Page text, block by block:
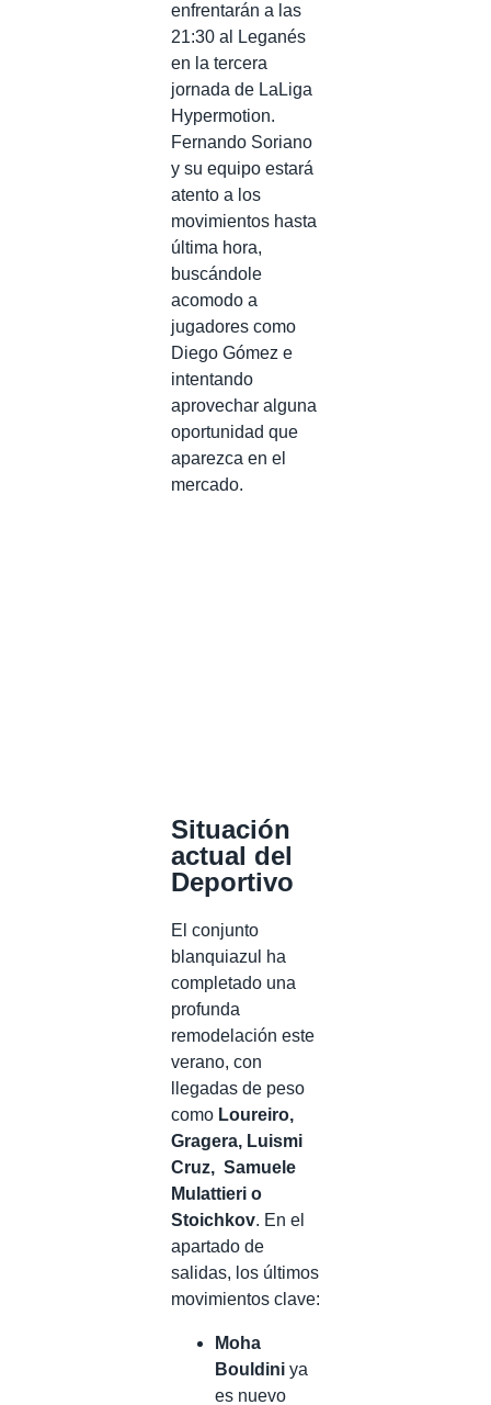
enfrentarán a las
21:30 al Leganés
en la tercera
jornada de LaLiga
Hypermotion.
Fernando Soriano
y su equipo estará
atento a los
movimientos hasta
última hora,
buscándole
acomodo a
jugadores como
Diego Gómez e
intentando
aprovechar alguna
oportunidad que
aparezca en el
mercado.
Situación
actual del
Deportivo
El conjunto
blanquiazul ha
completado una
profunda
remodelación este
verano, con
llegadas de peso
como Loureiro,
Gragera, Luismi
Cruz, Samuele
Mulattieri o
Stoichkov. En el
apartado de
salidas, los últimos
movimientos clave:
Moha
Bouldini ya
es nuevo